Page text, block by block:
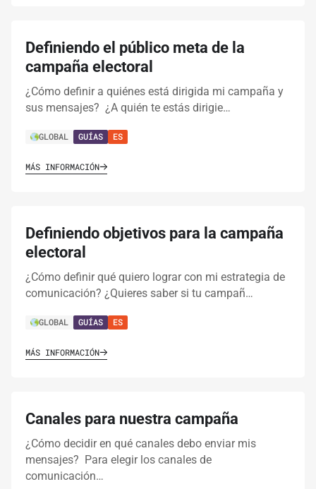
Definiendo el público meta de la
campaña electoral
¿Cómo definir a quiénes está dirigida mi campaña y
sus mensajes? ¿A quién te estás dirigie…
GLOBAL GUÍAS ES
MÁS INFORMACIÓN
Definiendo objetivos para la campaña
electoral
¿Cómo definir qué quiero lograr con mi estrategia de
comunicación? ¿Quieres saber si tu campañ…
GLOBAL GUÍAS ES
MÁS INFORMACIÓN
Canales para nuestra campaña
¿Cómo decidir en qué canales debo enviar mis
mensajes? Para elegir los canales de
comunicación…